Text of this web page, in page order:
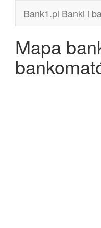
Bank1.pl Banki i
Mapa